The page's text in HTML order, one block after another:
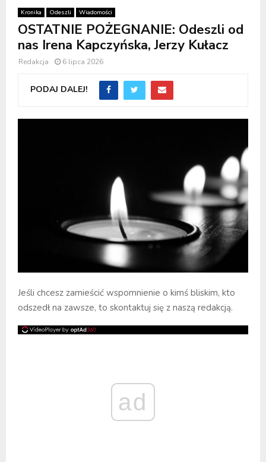
Kronika Odeszli Wiadomości
OSTATNIE POŻEGNANIE: Odeszli od
nas Irena Kapczyńska, Jerzy Kułacz
Redakcja 6 lipca 2026
PODAJ DALEJ!
Jeśli chcesz zamieścić wspomnienie o kimś bliskim, kto
odszedł na zawsze, to skontaktuj się z naszą redakcją.
ad